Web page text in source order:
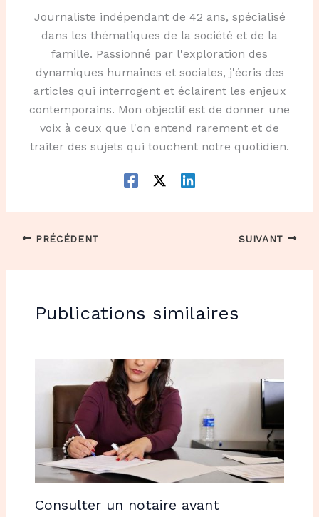
Journaliste indépendant de 42 ans, spécialisé
dans les thématiques de la société et de la
famille. Passionné par l'exploration des
dynamiques humaines et sociales, j'écris des
articles qui interrogent et éclairent les enjeux
contemporains. Mon objectif est de donner une
voix à ceux que l'on entend rarement et de
traiter des sujets qui touchent notre quotidien.
PRÉCÉDENT SUIVANT
Publications similaires
Consulter un notaire avant